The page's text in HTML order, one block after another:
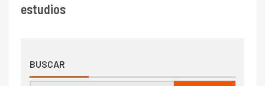
estudios
BUSCAR